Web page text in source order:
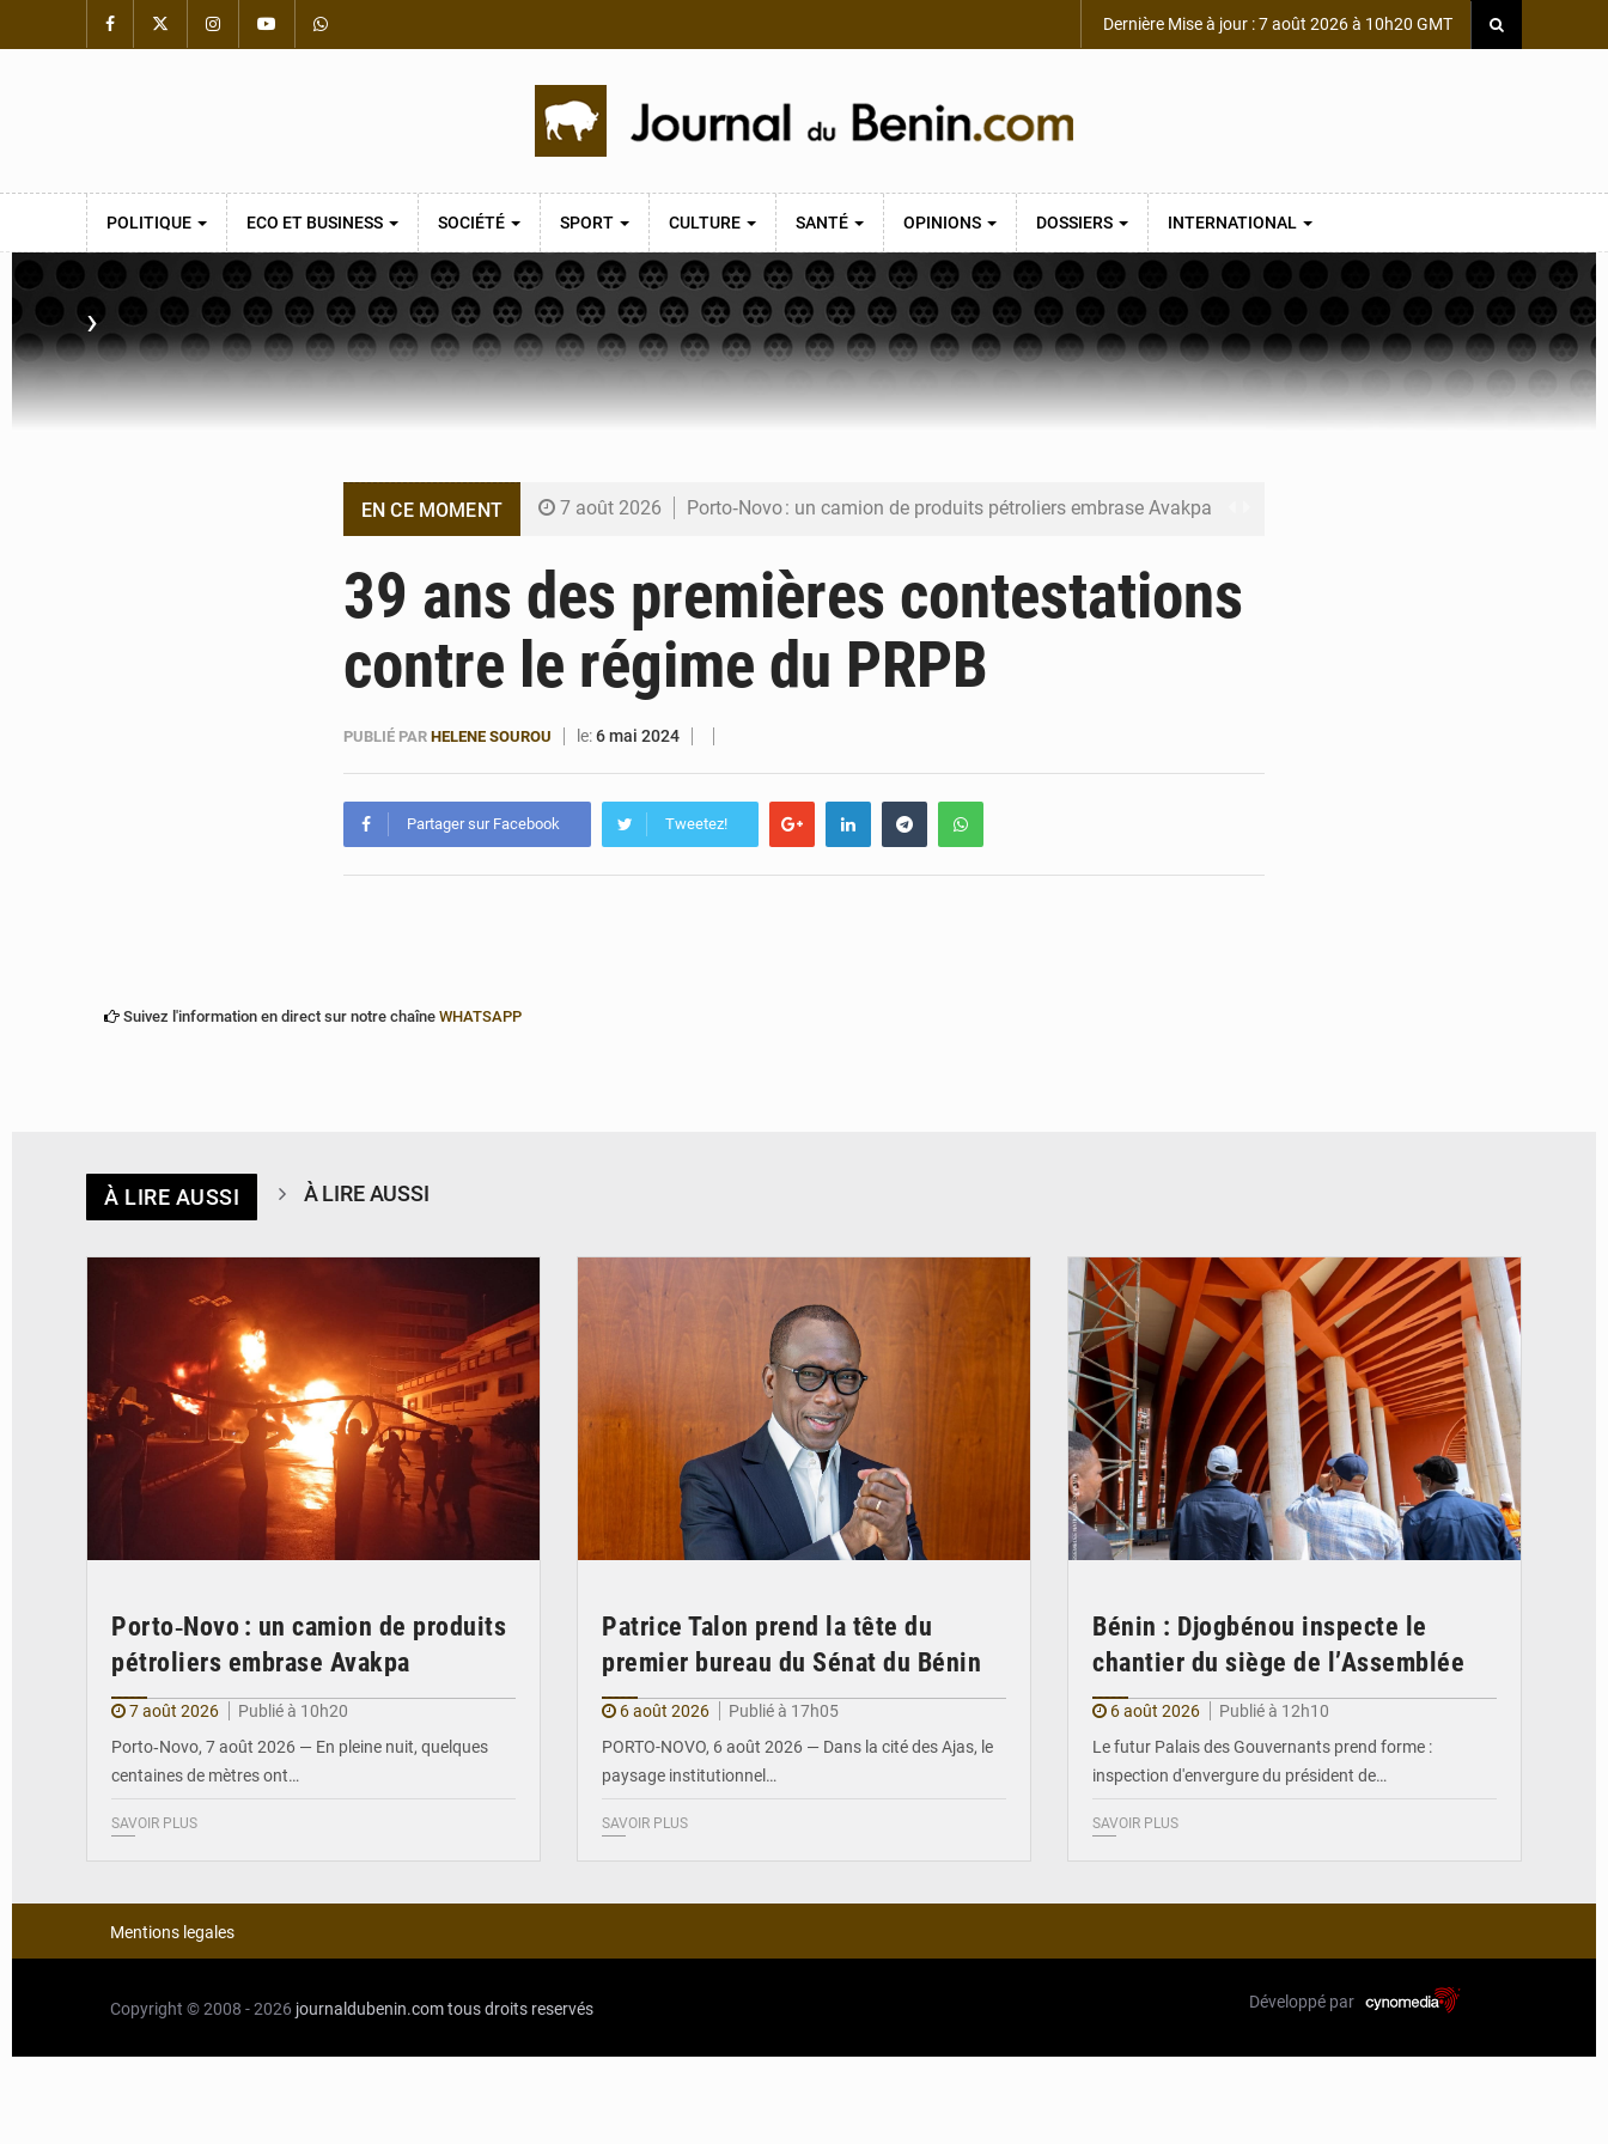
Dernière Mise à jour : 7 août 2026 à 10h20 GMT
POLITIQUE ECO ET BUSINESS SOCIÉTÉ SPORT CULTURE SANTÉ OPINIONS DOSSIERS INTERNATIONAL
›
EN CE MOMENT 7 août 2026 Porto‑Novo : un camion de produits pétroliers embrase Avakpa
6 août 2026 Bénin : Djogbénou inspecte le chantier du siège de l’Assemblée
6 août 2026 Bénin et Canada scellent un partenariat inédit
39 ans des premières contestations
contre le régime du PRPB
PUBLIÉ PAR HELENE SOUROU le:6 mai 2024
Partager sur Facebook Tweetez!
Suivez l'information en direct sur notre chaîne WHATSAPP
À LIRE AUSSI À LIRE AUSSI
Porto‑Novo : un camion de produits
pétroliers embrase Avakpa
7 août 2026
Publié à 10h20
Porto‑Novo, 7 août 2026 — En pleine nuit, quelques
centaines de mètres ont…
SAVOIR PLUS
Patrice Talon prend la tête du
premier bureau du Sénat du Bénin
6 août 2026
Publié à 17h05
PORTO-NOVO, 6 août 2026 — Dans la cité des Ajas, le
paysage institutionnel…
SAVOIR PLUS
Bénin : Djogbénou inspecte le
chantier du siège de l’Assemblée
6 août 2026
Publié à 12h10
Le futur Palais des Gouvernants prend forme :
inspection d'envergure du président de…
SAVOIR PLUS
Mentions legales
Copyright © 2008 - 2026 journaldubenin.comtous droits reservés Développé par